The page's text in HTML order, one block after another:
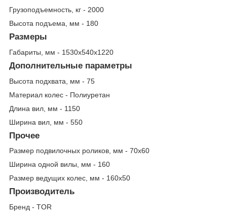
Грузоподъемность, кг - 2000
Высота подъема, мм - 180
Размеры
Габариты, мм - 1530х540х1220
Дополнительные параметры
Высота подхвата, мм - 75
Материал колес - Полиуретан
Длина вил, мм - 1150
Ширина вил, мм - 550
Прочее
Размер подвилочных роликов, мм - 70х60
Ширина одной вилы, мм - 160
Размер ведущих колес, мм - 160х50
Производитель
Бренд - TOR